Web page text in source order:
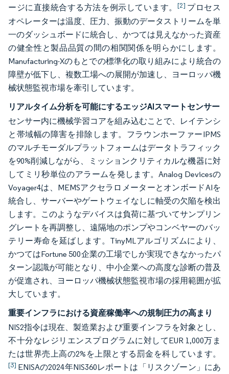
ージに直接統合する方法を例示しています。 [2] プロセス
オペレーターは温度、圧力、振動のデータストリームを単
一のダッシュボードに統合し、かつては見えなかった資産
の健全性と製品品質の間の相関関係を明らかにします。
Manufacturing-Xのもとでの標準化の取り組みにより統合の
障壁が低下し、複数工場への展開が加速し、ヨーロッパ機
械状態監視市場を牽引しています。
リアルタイム分析を可能にするエッジAIスマートセンサー
センサー内に機械学習コアを組み込むことで、レイテンシ
と帯域幅の障害を排除します。フラウンホーファーIPMS
のマルチモーダルプラットフォームはデータトラフィック
を90%削減しながら、ミッションクリティカルな機器に対
してミリ秒単位のアラームを発します。Analog Devicesの
Voyager4は、MEMSアクセラロメーターとオンボードAIを
統合し、サーバーやゲートウェイなしに軸受の欠陥を検出
します。このようなデバイスは負荷に基づいてサンプリン
グレートを再調整し、遠隔地のポンプやコンベヤーのバッ
テリー寿命を延ばします。TinyMLアルゴリズムにより、
かつてはFortune 500企業の工場でしか実現できなかったパ
ターン認識が可能となり、中小企業への高度な診断の普及
が促進され、ヨーロッパ機械状態監視市場の採用範囲が拡
大しています。
重要インフラにおける資産稼働率への規制圧力の高まり
NIS2指令は現在、製造業および重要インフラを対象とし、
不十分なレジリエンスプログラムに対してEUR 1,000万ま
たは世界売上高の2%を上限とする罰金を科しています。
[3] ENISAの2024年NIS360レポートは「リスクゾーン」にあ